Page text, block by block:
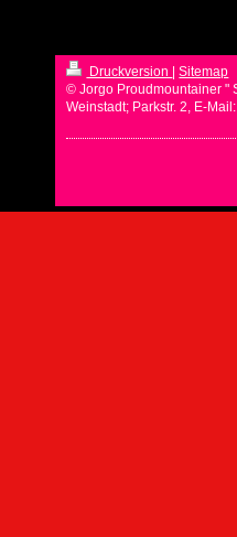
Druckversion | Sitemap
© Jorgo Proudmountainer "
Weinstadt; Parkstr. 2, E-